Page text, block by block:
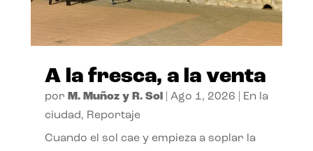
A la fresca, a la venta
por M. Muñoz y R. Sol| Ago 1, 2026
En la
ciudad, Reportaje
Cuando el sol cae y empieza a soplar la